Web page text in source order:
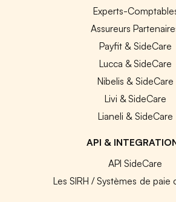
Experts-
Assureurs
Payfit & SideCare
Lucca & SideCare
Nibelis & SideCare
Livi & SideCare
Lianeli & SideCare
API &
API SideCare
Les SIRH / Systèmes de paie